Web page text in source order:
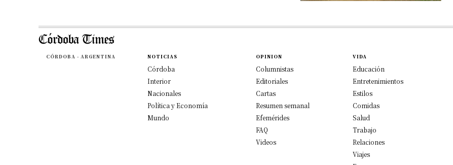
CÓRDOBA - ARGENTINA NOTICIAS
Córdoba
Interior
Nacionales
Política y Economía
Mundo
OPINION
Columnistas
Editoriales
Cartas
Resumen semanal
Efemérides
FAQ
Videos
VIDA
Educación
Entretenimientos
Estilos
Comidas
Salud
Trabajo
Relaciones
Viajes